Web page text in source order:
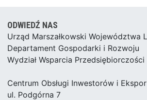
ODWIEDŹ NAS
Urząd Marszałkowski Województwa
Departament Gospodarki i Rozwoju
Wydział Wsparcia Przedsiębiorczości
Centrum Obsługi Inwestorów i
ul. Podgórna 7